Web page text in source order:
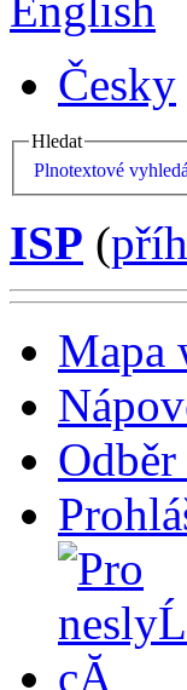
English
Česky
Hledat
Plnotextové
ISP (
Mapa
Odběr